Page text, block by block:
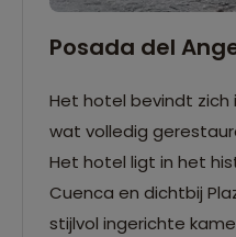
Posada del
Het hotel bevindt zich
wat volledig
Het hotel ligt in het
Cuenca en dichtbij
stijlvol ingerichte